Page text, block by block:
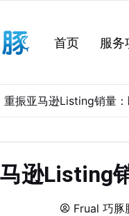
首页 服务
重振亚马逊Listing销量
逊Listing
Frual 巧豚